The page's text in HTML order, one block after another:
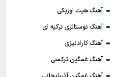
آهنگ هیت اوزبکی
آهنگ نوستالژی ترکیه ای
آهنگ کارادنیزی
آهنگ غمگین ترکمنی